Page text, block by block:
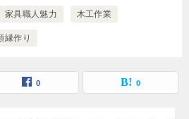
家具職人魅力 木工作業
縁作り
0 0